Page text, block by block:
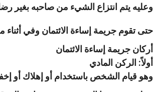
وعليه يتم انتزاع الشيء من صاحبه بغير رضاه كما نصت المادة 411
حتى تقوم جريمة إساءة الائتمان وفي أثناء
أركان جريمة إساءة الائتمان
أولاً: الركن المادي
وهو قيام الشخص باستخدام أو إهلاك أو